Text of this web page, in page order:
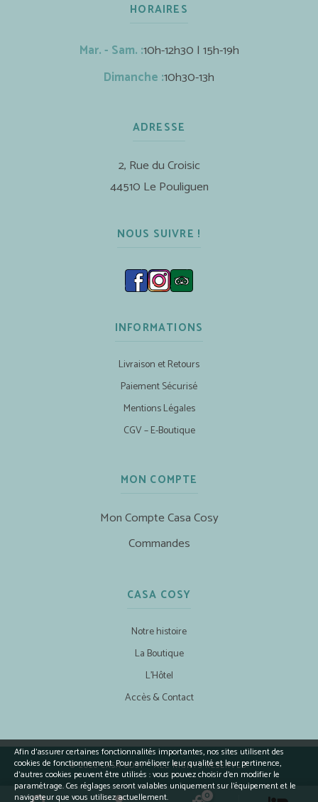
0
HORAIRES
Mar. - Sam. :10h-12h30 | 15h-19h
Dimanche :10h30-13h
ADRESSE
2, Rue du Croisic
44510 Le Pouliguen
NOUS SUIVRE !
INFORMATIONS
Livraison et Retours
Paiement Sécurisé
Mentions Légales
CGV – E-Boutique
MON COMPTE
Mon Compte Casa Cosy
Commandes
CASA COSY
Notre histoire
La Boutique
L’Hôtel
Accès & Contact
© 2026 CASA COSY - ALL RIGHTS RESERVED.
Afin d’assurer certaines fonctionnalités importantes, nos sites utilisent des
cookies de fonctionnement. Pour améliorer leur qualité et leur pertinence,
d’autres cookies peuvent être utilisés : vous pouvez choisir d'en modifier le
paramétrage. Ces réglages seront valables uniquement sur l’équipement et le
navigateur que vous utilisez actuellement.